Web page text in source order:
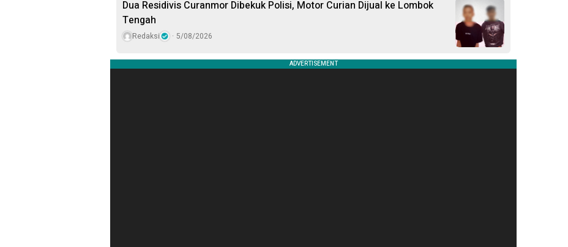
Dua Residivis Curanmor Dibekuk Polisi, Motor Curian Dijual ke Lombok
Tengah
Redaksi 5/08/2026